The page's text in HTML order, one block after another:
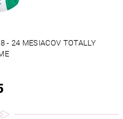
- 24 MESIACOV TOTALLY